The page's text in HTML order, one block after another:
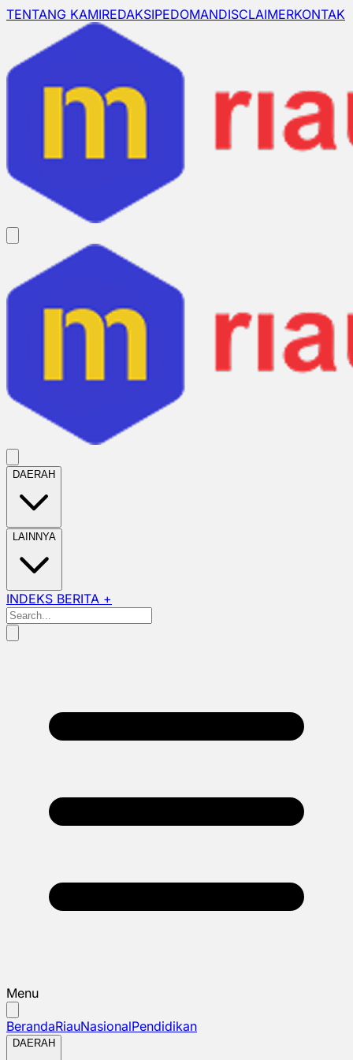
TENTANG KAMIREDAKSIPEDOMANDISCLAIMERKONTAK
DAERAH
LAINNYA
INDEKS BERITA +
Menu
BerandaRiauNasionalPendidikan
DAERAH